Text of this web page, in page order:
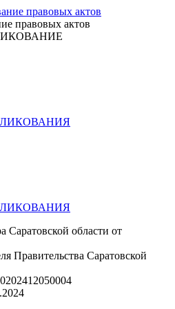
правовых актов
Саратовской области от
Правительства Саратовской